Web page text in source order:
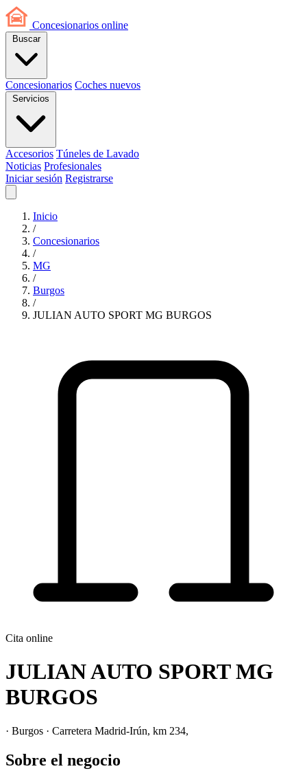
Concesionarios online
Buscar
Concesionarios Coches nuevos
Servicios
Accesorios Túneles de Lavado
Noticias Profesionales
Iniciar sesión Registrarse
Inicio
/
Concesionarios
/
MG
/
Burgos
/
JULIAN AUTO SPORT MG BURGOS
Cita online
JULIAN AUTO SPORT MG
BURGOS
· Burgos · Carretera Madrid-Irún, km 234,
Sobre el negocio